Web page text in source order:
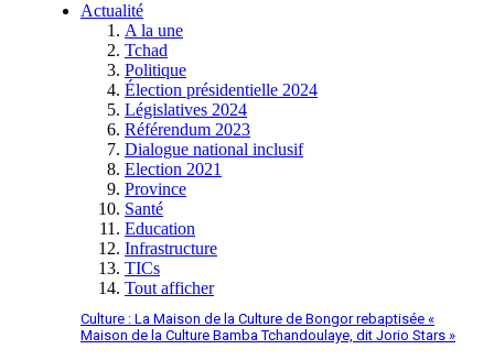
Actualité
A la une
Tchad
Politique
Élection présidentielle 2024
Législatives 2024
Référendum 2023
Dialogue national inclusif
Election 2021
Province
Santé
Education
Infrastructure
TICs
Tout afficher
Culture : La Maison de la Culture de Bongor rebaptisée «
Maison de la Culture Bamba Tchandoulaye, dit Jorio Stars »